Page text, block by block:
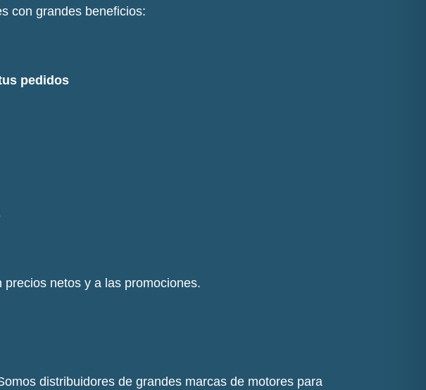
con grandes beneficios:
pedidos
netos y a las promociones.
distribuidores de grandes marcas de motores para